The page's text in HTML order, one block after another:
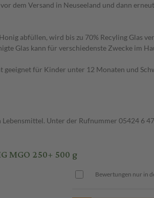
dem Versand in Neuseeland und dann
abfüllen, wird bis zu 70% Recyling Glas
Glas kann für verschiedenste Zwecke im
für Kinder unter 12 Monaten und
Unter der Rufnummer 05424 6
MGO 250+ 500 g
Bewertungen nur in